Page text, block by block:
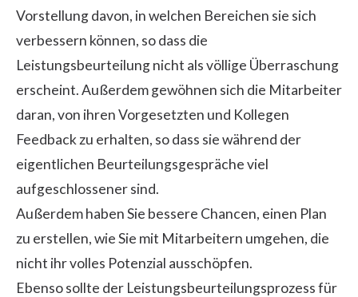
Vorstellung davon, in welchen Bereichen sie sich
verbessern können, so dass die
Leistungsbeurteilung nicht als völlige Überraschung
erscheint. Außerdem gewöhnen sich die Mitarbeiter
daran, von ihren Vorgesetzten und Kollegen
Feedback zu erhalten, so dass sie während der
eigentlichen Beurteilungsgespräche viel
aufgeschlossener sind.
Außerdem haben Sie bessere Chancen, einen Plan
zu erstellen, wie Sie mit Mitarbeitern umgehen, die
nicht ihr volles Potenzial ausschöpfen.
Ebenso sollte der Leistungsbeurteilungsprozess für